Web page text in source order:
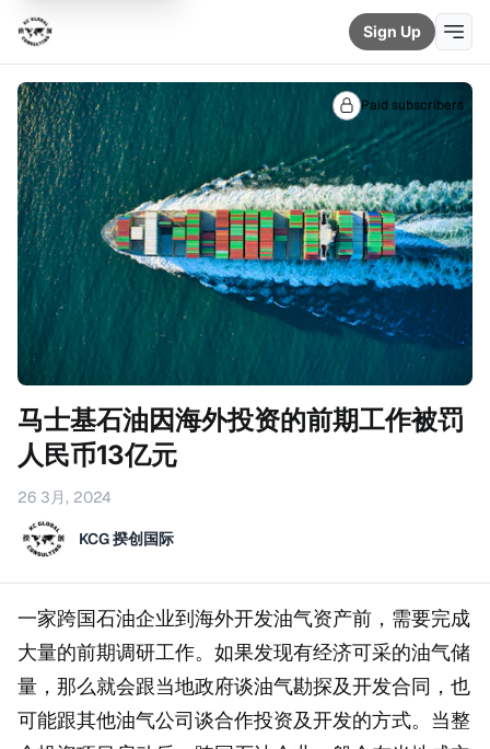
Sign Up
Paid subscribers
马士基石油因海外投资的前期工作被罚
人民币13亿元
26 3月, 2024
KCG 揆创国际
一家跨国石油企业到海外开发油气资产前，需要完成
大量的前期调研工作。如果发现有经济可采的油气储
量，那么就会跟当地政府谈油气勘探及开发合同，也
可能跟其他油气公司谈合作投资及开发的方式。当整